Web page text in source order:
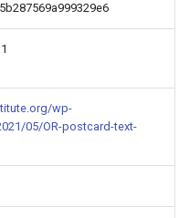
wp-
05/OR-postcard-text-